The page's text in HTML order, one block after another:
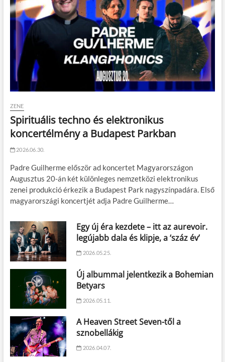
ZENE
Spirituális techno és elektronikus
koncertélmény a Budapest Parkban
2026.06.30.
Padre Guilherme először ad koncertet Magyarországon
Augusztus 20-án két különleges nemzetközi elektronikus
zenei produkció érkezik a Budapest Park nagyszínpadára. Első
magyarországi koncertjét adja Padre Guilherme…
Egy új éra kezdete – itt az aurevoir.
legújabb dala és klipje, a ‘száz év’
2026.05.25.
Új albummal jelentkezik a Bohemian
Betyars
2026.05.11.
A Heaven Street Seven-től a
sznobellákig
2026.04.07.